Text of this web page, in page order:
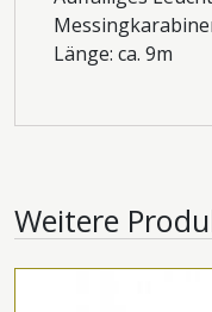
Länge: ca. 9m
Weitere